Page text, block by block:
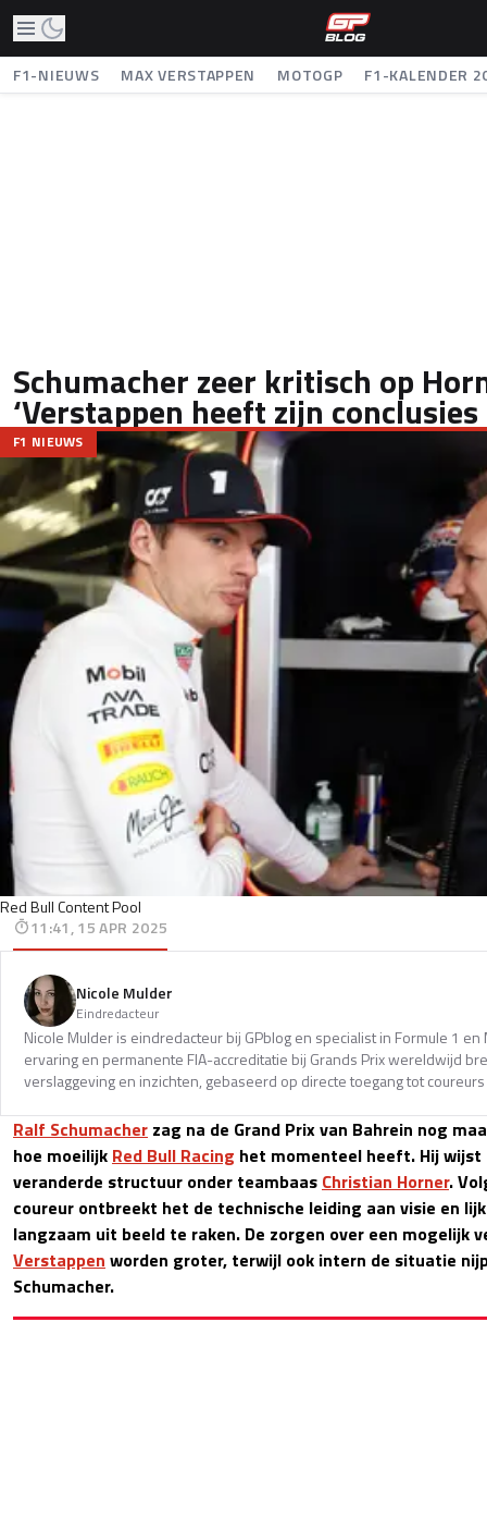
F1-NIEUWS MAX VERSTAPPEN MOTOGP F1-KALENDER
Schumacher zeer kritisch op
‘Verstappen heeft zijn
Red Bull Content Pool
F1 NIEUWS
11:41, 15 APR 2025
Nicole Mulder
Eindredacteur
Nicole Mulder is eindredacteur bij GPblog en specialist in Formule 1 en
ervaring en permanente FIA-accreditatie bij Grands Prix wereldwijd
verslaggeving en inzichten, gebaseerd op directe toegang tot
Ralf Schumacher zag na de Grand Prix van Bahrein nog
hoe moeilijk Red Bull Racing het momenteel heeft. Hij wijst
veranderde structuur onder teambaas Christian Horner.
coureur ontbreekt het de technische leiding aan visie en
langzaam uit beeld te raken. De zorgen over een mogelijk
Verstappen worden groter, terwijl ook intern de situatie
Schumacher.